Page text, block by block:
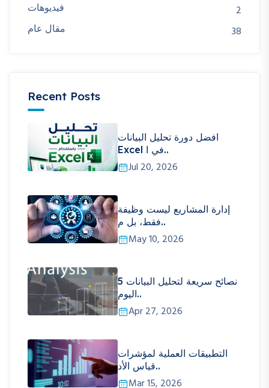
فيديوهات
2
مقال عام
38
Recent Posts
افضل دورة تحليل البيانات
Excel في ا..
Jul 20, 2026
إدارة المشاريع ليست وظيفة
فقط، بل م..
May 10, 2026
5 نصائح سريعة لتحليل البيانات
اليوم..
Apr 27, 2026
التطبيقات العملية لمؤشرات
قياس الأد..
Mar 15, 2026